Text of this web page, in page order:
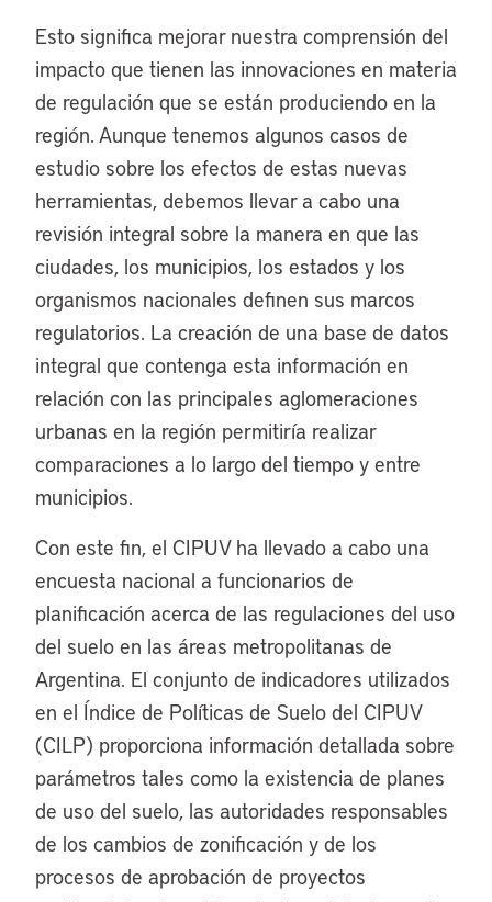
Esto significa mejorar nuestra comprensión del
impacto que tienen las innovaciones en materia
de regulación que se están produciendo en la
región. Aunque tenemos algunos casos de
estudio sobre los efectos de estas nuevas
herramientas, debemos llevar a cabo una
revisión integral sobre la manera en que las
ciudades, los municipios, los estados y los
organismos nacionales definen sus marcos
regulatorios. La creación de una base de datos
integral que contenga esta información en
relación con las principales aglomeraciones
urbanas en la región permitiría realizar
comparaciones a lo largo del tiempo y entre
municipios.
Con este fin, el CIPUV ha llevado a cabo una
encuesta nacional a funcionarios de
planificación acerca de las regulaciones del uso
del suelo en las áreas metropolitanas de
Argentina. El conjunto de indicadores utilizados
en el Índice de Políticas de Suelo del CIPUV
(CILP) proporciona información detallada sobre
parámetros tales como la existencia de planes
de uso del suelo, las autoridades responsables
de los cambios de zonificación y de los
procesos de aprobación de proyectos